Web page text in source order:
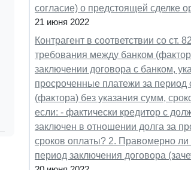
согласие) о предстоящей сделке
21 июня 2022
Контрагент в соответствии со
требования между банком
заключении договора с банком,
просроченные платежи за
(фактора) без указания сумм,
если: - фактически кредитор с
заключен в отношении долга за
сроков оплаты? 2. Правомерно
период заключения договора